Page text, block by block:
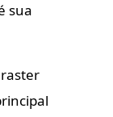
sua